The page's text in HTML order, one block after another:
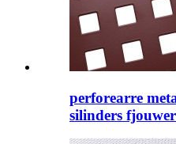
perforearre
silinders